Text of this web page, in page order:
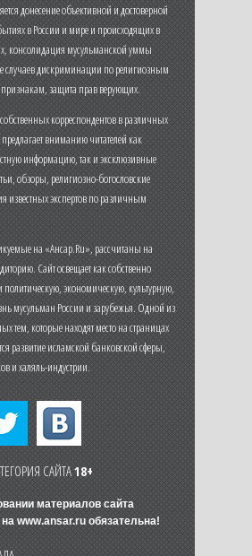
донесение объективной и достоверной
в России и мире и происходящих в
консолидация мусульманской уммы
случаев дискриминации по религиозным
защита прав верующих.
корреспондентов в различных
вниманию читателей как
информацию, так и эксклюзивные
обзоры, религиозно-богословские
известных экспертов по различным
на «Ансар.Ru», рассчитаны на
Сайт освещает как собственно
политическую, экономическую, культурную,
мусульман России и зарубежья. Одной из
тем, которые находят место на страницах
развитие исламской банковской сферы,
и халяль-индустрии.
САЙТА18+
материалов сайта
www.ansar.ruобязательна!